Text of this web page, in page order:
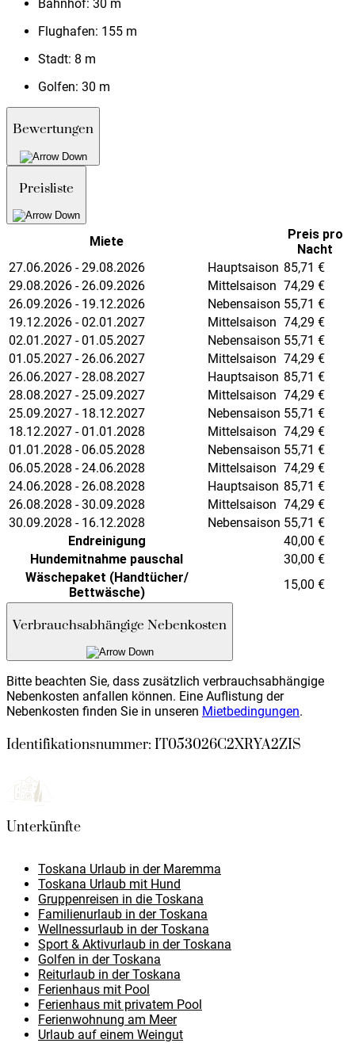
Bahnhof: 30 m
Flughafen: 155 m
Stadt: 8 m
Golfen: 30 m
Bewertungen
Preisliste
Miete
Preis pro
Nacht
27.06.2026 - 29.08.2026
Hauptsaison 85,71 €
29.08.2026 - 26.09.2026
Mittelsaison 74,29 €
26.09.2026 - 19.12.2026
Nebensaison 55,71 €
19.12.2026 - 02.01.2027
Mittelsaison 74,29 €
02.01.2027 - 01.05.2027
Nebensaison 55,71 €
01.05.2027 - 26.06.2027
Mittelsaison 74,29 €
26.06.2027 - 28.08.2027
Hauptsaison 85,71 €
28.08.2027 - 25.09.2027
Mittelsaison 74,29 €
25.09.2027 - 18.12.2027
Nebensaison 55,71 €
18.12.2027 - 01.01.2028
Mittelsaison 74,29 €
01.01.2028 - 06.05.2028
Nebensaison 55,71 €
06.05.2028 - 24.06.2028
Mittelsaison 74,29 €
24.06.2028 - 26.08.2028
Hauptsaison 85,71 €
26.08.2028 - 30.09.2028
Mittelsaison 74,29 €
30.09.2028 - 16.12.2028
Nebensaison 55,71 €
Endreinigung
40,00 €
Hundemitnahme pauschal
30,00 €
Wäschepaket (Handtücher/
Bettwäsche)
15,00 €
Verbrauchsabhängige Nebenkosten
Bitte beachten Sie, dass zusätzlich verbrauchsabhängige
Nebenkosten anfallen können. Eine Auflistung der
Nebenkosten finden Sie in unseren Mietbedingungen.
Identifikationsnummer: IT053026C2XRYA2ZIS
Unterkünfte
Toskana Urlaub in der Maremma
Toskana Urlaub mit Hund
Gruppenreisen in die Toskana
Familienurlaub in der Toskana
Wellnessurlaub in der Toskana
Sport & Aktivurlaub in der Toskana
Golfen in der Toskana
Reiturlaub in der Toskana
Ferienhaus mit Pool
Ferienhaus mit privatem Pool
Ferienwohnung am Meer
Urlaub auf einem Weingut